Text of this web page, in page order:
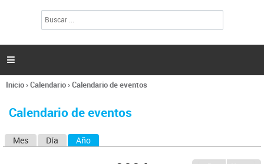
l
s

Se
usted
Inicio›Calendario›Calendario de eventos
Calendario de eventos
Mes Día Año